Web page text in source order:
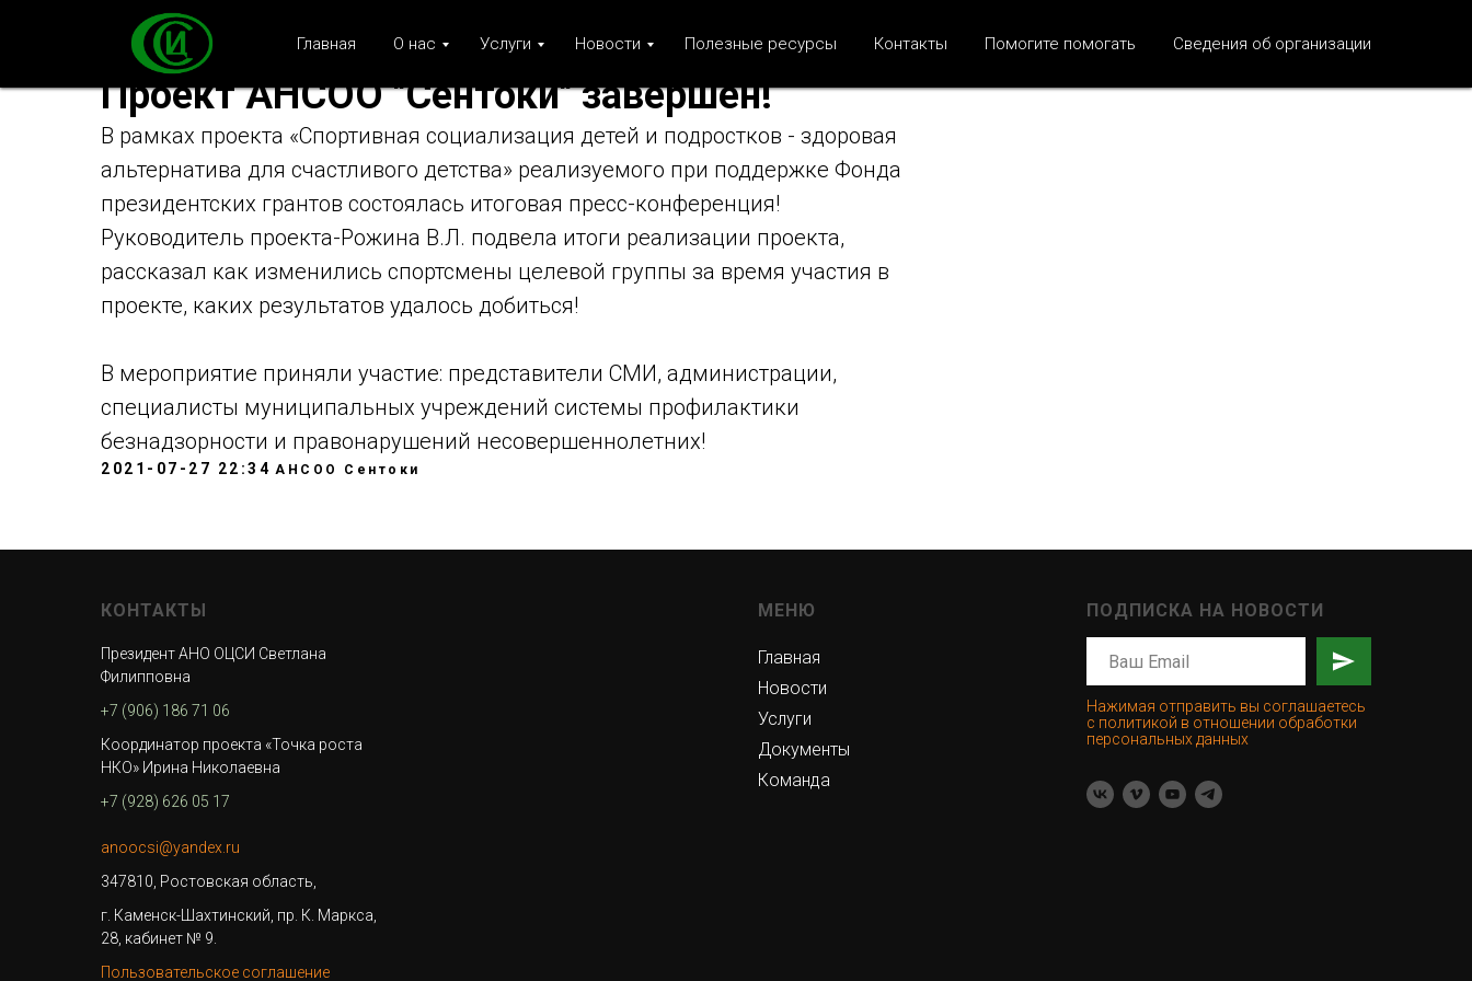
Главная О нас Услуги Новости Полезные ресурсы Контакты Помогите помогать Сведения об организации
Проект АНСОО "Сентоки" завершён!
В рамках проекта «Спортивная социализация детей и подростков - здоровая
альтернатива для счастливого детства» реализуемого при поддержке Фонда
президентских грантов состоялась итоговая пресс-конференция!
Руководитель проекта-Рожина В.Л. подвела итоги реализации проекта,
рассказал как изменились спортсмены целевой группы за время участия в
проекте, каких результатов удалось добиться!
В мероприятие приняли участие: представители СМИ, администрации,
специалисты муниципальных учреждений системы профилактики
безнадзорности и правонарушений несовершеннолетних!
2021-07-27 22:34 АНСОО Сентоки
КОНТАКТЫ
Президент АНО ОЦСИ Светлана
Филипповна
+7 (906) 186 71 06
Координатор проекта «Точка роста
НКО» Ирина Николаевна
+7 (928) 626 05 17
anoocsi@yandex.ru
347810, Ростовская область,
г. Каменск-Шахтинский, пр. К. Маркса,
28, кабинет № 9.
Пользовательское соглашение
МЕНЮ
Главная
Новости
Услуги
Документы
Команда
ПОДПИСКА НА НОВОСТИ
Нажимая отправить вы соглашаетесь
с политикой в отношении обработки
персональных данных